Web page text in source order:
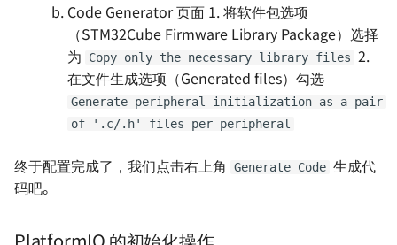
STM32 的启动模式
Keil MDK 配置指南
Code Generator 页面 1. 将软件包选项
（STM32Cube Firmware Library Package）选择
为
Copy only the necessary library files 2.
在文件生成选项（Generated files）勾选
Generate peripheral initialization as a pair
of '.c/.h' files per peripheral
终于配置完成了，我们点击右上角 Generate Code 生成代
码吧。